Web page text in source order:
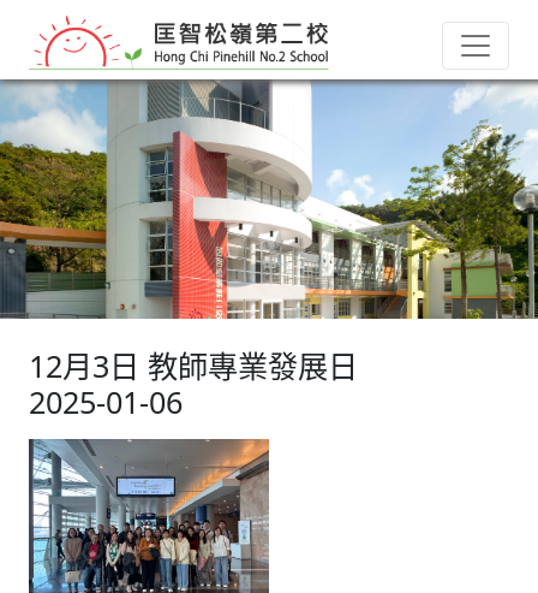
12月3日 教師專業發展日
2025-01-06